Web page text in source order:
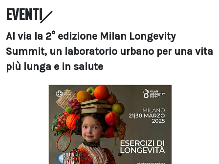
EVENTI
Al via la 2° edizione Milan Longevity
Summit, un laboratorio urbano per una vita
più lunga e in salute